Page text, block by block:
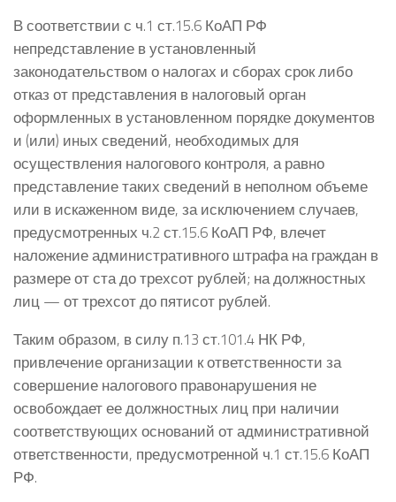
В соответствии с ч.1 ст.15.6 КоАП РФ
непредставление в установленный
законодательством о налогах и сборах срок либо
отказ от представления в налоговый орган
оформленных в установленном порядке документов
и (или) иных сведений, необходимых для
осуществления налогового контроля, а равно
представление таких сведений в неполном объеме
или в искаженном виде, за исключением случаев,
предусмотренных ч.2 ст.15.6 КоАП РФ, влечет
наложение административного штрафа на граждан в
размере от ста до трехсот рублей; на должностных
лиц — от трехсот до пятисот рублей.
Таким образом, в силу п.13 ст.101.4 НК РФ,
привлечение организации к ответственности за
совершение налогового правонарушения не
освобождает ее должностных лиц при наличии
соответствующих оснований от административной
ответственности, предусмотренной ч.1 ст.15.6 КоАП
РФ.